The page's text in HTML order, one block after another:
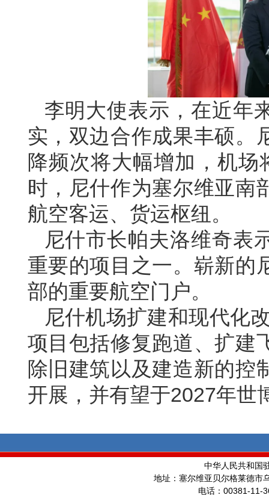
李明大使表示，在近年
实，双边合作成果丰硕。
降频次将大幅增加，机
时，尼什作为塞尔维亚南
航空客运、货运枢纽。
尼什市长帕夫洛维奇表
重要的项目之一。崭新的
部的重要航空门户。
尼什机场扩建和现代化
项目包括修复跑道、扩建
除旧建筑以及建造新的控
开展，并有望于2027年世
中华人民共和国
地址：塞尔维亚贝尔格莱德市
电话： 00381-11-